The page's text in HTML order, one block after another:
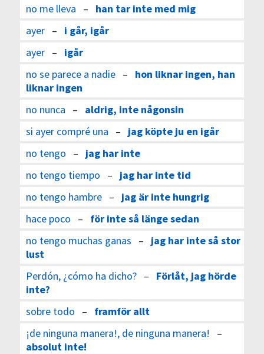
no me lleva – han tar inte med mig
ayer– i går, igår
ayer– igår
no se parece a nadie– hon liknar ingen, han
liknar ingen
no nunca – aldrig, inte någonsin
si ayer compré una – jag köpte ju en igår
no tengo – jag har inte
no tengo tiempo – jag har inte tid
no tengo hambre– jag är inte hungrig
hace poco – för inte så länge sedan
no tengo muchas ganas – jag har inte så stor
lust
Perdón, ¿cómo ha dicho?– Förlåt, jag hörde
inte?
sobre todo – framför allt
¡de ninguna manera!, de ninguna manera! –
absolut inte!